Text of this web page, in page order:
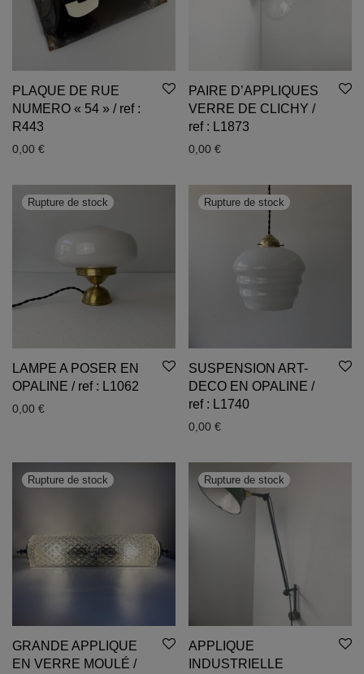
PLAQUE DE RUE
NUMERO « 54 » / ref :
R443
0,00 €
PAIRE D’APPLIQUES
VERRE DE CLICHY /
ref : L1873
0,00 €
LAMPE A POSER EN
OPALINE / ref : L1062
0,00 €
SUSPENSION ART-
DECO EN OPALINE /
ref : L1740
0,00 €
GRANDE APPLIQUE
EN VERRE MOULÉ /
APPLIQUE
INDUSTRIELLE